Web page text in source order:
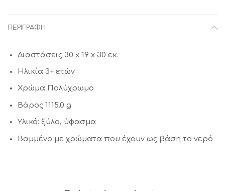
ΠΕΡΙΓΡΑΦΉ
Διαστάσεις 30 x 19 x 30 εκ.
Ηλικία 3+ ετών
Χρώμα Πολύχρωμο
Βάρος 1115.0 g
Υλικό: ξύλο, ύφασμα
Βαμμένο με χρώματα που έχουν ως βάση το νερό